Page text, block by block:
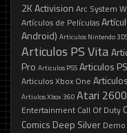
2KActivision Arc System
Artículos de Películas
Android) Articulos Nintendo
Articulos PS Vita
Pro Articulos PS5 Articulos
Articulos Xbox One
Artiulos Xbox 360 Atari
Entertainment Call Of Duty
Comics Deep Silver Demo